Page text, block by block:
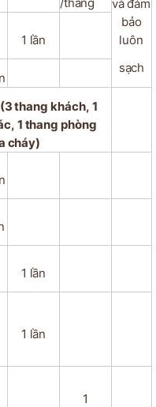
vàđảm
bảo
luôn
sạch
1 lần
(3thang khách, 1
1 thang phòng
cháy)
1 lần
1 lần
1